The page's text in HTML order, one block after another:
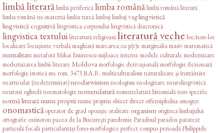
limbă literarălimbă periferică limba românălimbă română literară
limba română ne-maternălimba turcălimbaj limbaj vaglingvistică
lingvistică cognitivălingvistica corpusuluilingvistică diacronică
lingvistica textuluiliteratură religioasăliteratură veche loc/non-loc
localizarelocuțiune verbalămaghiarămarcarea cu p(r)emarginaliamasivmatematică
mentalitatemetaforă Mihai Eminescumijloace internemodele culturalemodernizare
modernizarea limbii literareMoldovamorfologie derivaționalămorfologie flexionară
morfologie istoricăms. rom. 3473 B.A.R. multiculturalismnaturalizare și înstrăinăre
nearticulat (nedeterminat)neodarwinismneologismneologizareneurolingvistică
neuroni oglindănoematologienomenclaturănomenclatură binomialănon-specific
normă literarănume propriinume propriu obiect direct offensiphobia omogen
onomastică operator de grad opoziție oralitate organism originea limbajului
ortografie oximoronpacea de la Bucureștipandemie Paradisulparadoxparatext
particulă focalăparticularități fono-morfologiceperfect compusperioadă Philippide